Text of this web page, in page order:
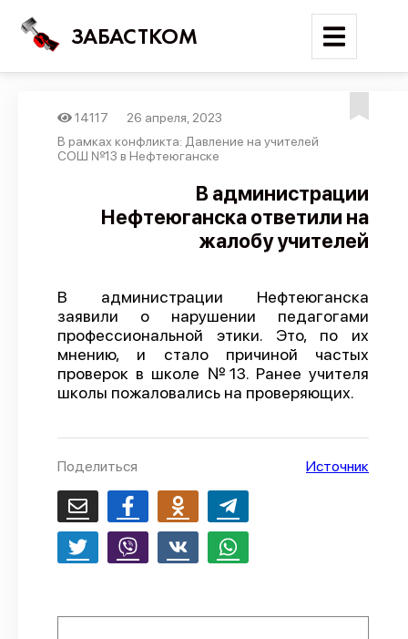
ЗАБАСТКОМ
Войти
Поиск
Новости
Карта событий
Отчеты
Предложить публикацию
Справочник
API
О проекте
Политика конфиденциальности
14117
26 апреля, 2023
В рамках конфликта: Давление на учителей
СОШ №13 в Нефтеюганске
В администрации
Нефтеюганска ответили на
жалобу учителей
В администрации Нефтеюганска
заявили о нарушении педагогами
профессиональной этики. Это, по их
мнению, и стало причиной частых
проверок в школе №13. Ранее учителя
школы пожаловались на проверяющих.
Поделиться Источник